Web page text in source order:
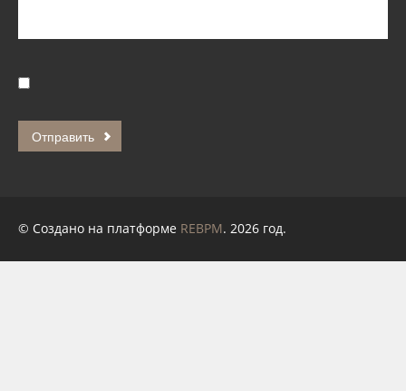
© Создано на платформе REBPM. 2026 год.